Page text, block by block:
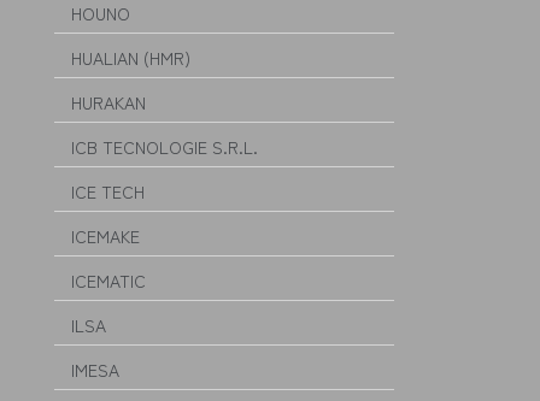
HOUNO
HUALIAN (HMR)
HURAKAN
ICB TECNOLOGIE S.R.L.
ICE TECH
ICEMAKE
ICEMATIC
ILSA
IMESA